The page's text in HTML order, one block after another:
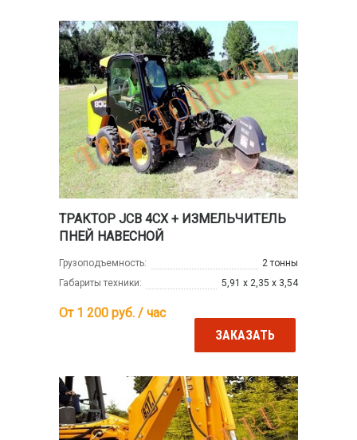
ТРАКТОР JCB 4CX + ИЗМЕЛЬЧИТЕЛЬ
ПНЕЙ НАВЕСНОЙ
Грузоподъемность:
2 тонны
Габариты техники:
5,91 х 2,35 х 3,54
От 1 200 руб. / час
ЗАКАЗАТЬ